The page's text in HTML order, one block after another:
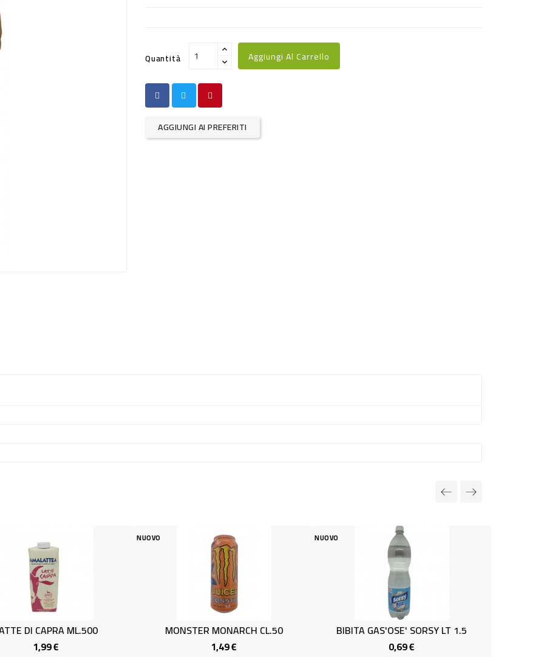
Quantità Aggiungi Al Carrello
AGGIUNGI AI PREFERITI
MONARCH CL.50
1,49 €
NUOVO
BIBITA GAS'OSE' SORSY LT 1.5
0,69 €
NUOVO
SCHWEPPES TONICA ZERO LT 0.50
0,79 €